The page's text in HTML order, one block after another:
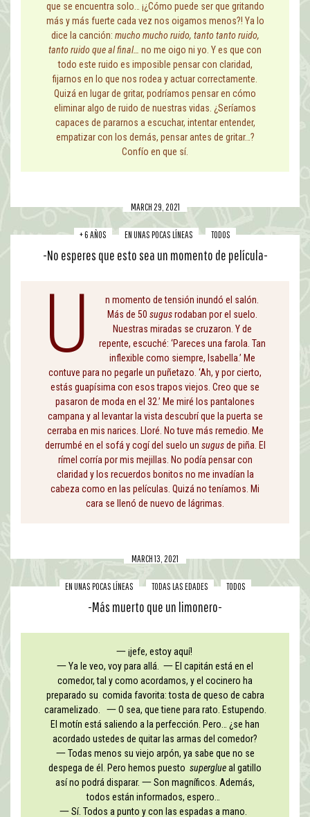
MARCH 29, 2021
que se encuentra solo… ¡¿Cómo puede ser que gritando
más y más fuerte cada vez nos oigamos menos?! Ya lo
dice la canción: mucho mucho ruido, tanto tanto ruido,
tanto ruido que al final… no me oigo ni yo. Y es que con
todo este ruido es imposible pensar con claridad,
fijarnos en lo que nos rodea y actuar correctamente.
Quizá en lugar de gritar, podríamos pensar en cómo
eliminar algo de ruido de nuestras vidas. ¿Seríamos
capaces de pararnos a escuchar, intentar entender,
empatizar con los demás, pensar antes de gritar…?
Confío en que sí.
+ 6 AÑOS EN UNAS POCAS LÍNEAS TODOS
-No esperes que esto sea un momento de película-
MARCH 13, 2021
U
n momento de tensión inundó el salón.
Más de 50 sugusrodaban por el suelo.
Nuestras miradas se cruzaron. Y de
repente, escuché: ‘Pareces una farola. Tan
inflexible como siempre, Isabella.’ Me
contuve para no pegarle un puñetazo. ‘Ah, y por cierto,
estás guapísima con esos trapos viejos. Creo que se
pasaron de moda en el 32.’ Me miré los pantalones
campana y al levantar la vista descubrí que la puerta se
cerraba en mis narices. Lloré. No tuve más remedio. Me
derrumbé en el sofá y cogí del suelo un sugusde piña. El
rímel corría por mis mejillas. No podía pensar con
claridad y los recuerdos bonitos no me invadían la
cabeza como en las películas. Quizá no teníamos. Mi
cara se llenó de nuevo de lágrimas.
EN UNAS POCAS LÍNEAS TODAS LAS EDADES TODOS
-Más muerto que un limonero-
一 ¡jefe, estoy aquí!
一 Ya le veo, voy para allá. 一 El capitán está en el
comedor, tal y como acordamos, y el cocinero ha
preparado su comida favorita: tosta de queso de cabra
caramelizado. 一 O sea, que tiene para rato. Estupendo.
El motín está saliendo a la perfección. Pero… ¿se han
acordado ustedes de quitar las armas del comedor?
一 Todas menos su viejo arpón, ya sabe que no se
despega de él. Pero hemos puesto superglueal gatillo
así no podrá disparar. 一 Son magníficos. Además,
todos están informados, espero…
一 Sí. Todos a punto y con las espadas a mano.